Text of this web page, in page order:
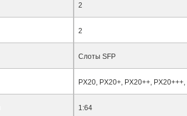
2
2
Слоты SFP
PX20, PX20+, PX20++,
1:64